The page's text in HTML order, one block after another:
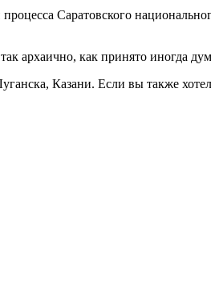
Саратовского
архаично, как принято иногда
Казани. Если вы также